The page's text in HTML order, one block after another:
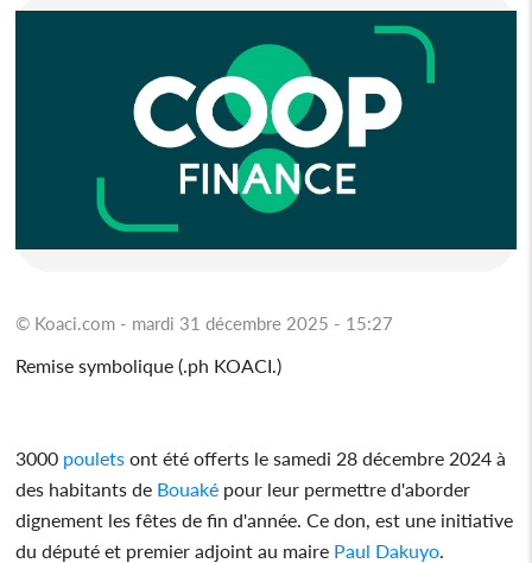
© Koaci.com - mardi 31 décembre 2025 - 15:27
Remise symbolique (.ph KOACI.)
3000 poulets ont été offerts le samedi 28 décembre 2024 à
des habitants de Bouaké pour leur permettre d'aborder
dignement les fêtes de fin d'année. Ce don, est une initiative
du député et premier adjoint au maire Paul Dakuyo